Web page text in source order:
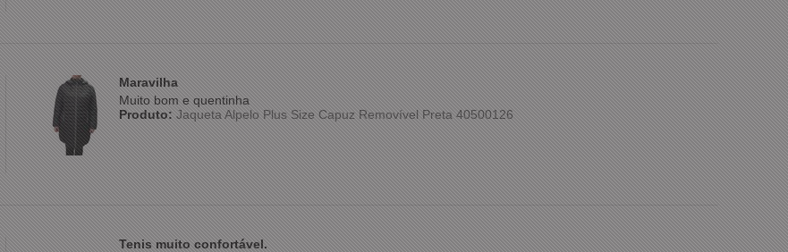
Maravilha
Muito bom e quentinha
Produto:Jaqueta Alpelo Plus Size Capuz Removível Preta 40500126
Tenis muito confortável.